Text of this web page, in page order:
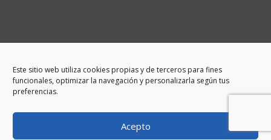
Este sitio web utiliza cookies propias y de terceros para fines
funcionales, optimizar la navegación y personalizarla según tus
preferencias.
Acepto